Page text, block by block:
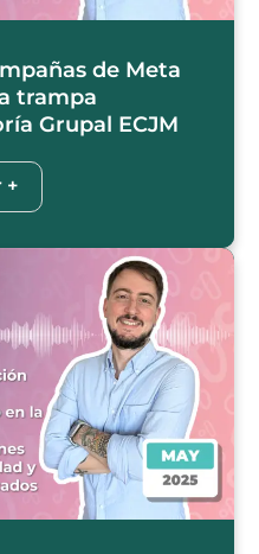
de Meta
trampa
Grupal ECJM
+